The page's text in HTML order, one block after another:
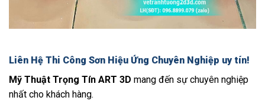
Liên Hệ Thi Công Sơn Hiệu Ứng Chuyên Nghiệp uy tín!
Mỹ Thuật Trọng Tín ART 3D mang đến sự chuyên nghiệp
nhất cho khách hàng.